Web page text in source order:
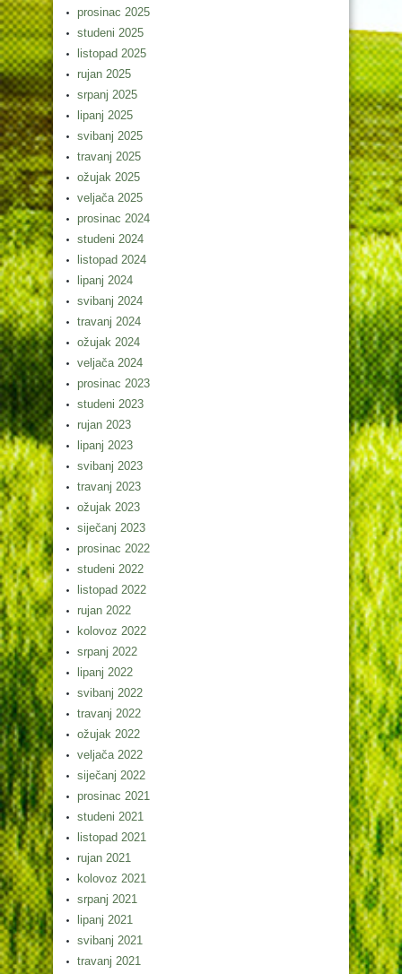
prosinac 2025
studeni 2025
listopad 2025
rujan 2025
srpanj 2025
lipanj 2025
svibanj 2025
travanj 2025
ožujak 2025
veljača 2025
prosinac 2024
studeni 2024
listopad 2024
lipanj 2024
svibanj 2024
travanj 2024
ožujak 2024
veljača 2024
prosinac 2023
studeni 2023
rujan 2023
lipanj 2023
svibanj 2023
travanj 2023
ožujak 2023
siječanj 2023
prosinac 2022
studeni 2022
listopad 2022
rujan 2022
kolovoz 2022
srpanj 2022
lipanj 2022
svibanj 2022
travanj 2022
ožujak 2022
veljača 2022
siječanj 2022
prosinac 2021
studeni 2021
listopad 2021
rujan 2021
kolovoz 2021
srpanj 2021
lipanj 2021
svibanj 2021
travanj 2021